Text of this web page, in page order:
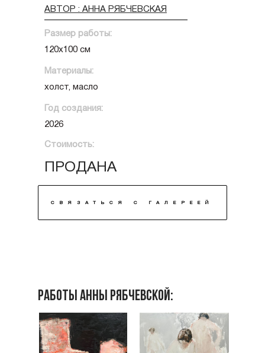
СВЯЗАТЬСЯ С ГАЛЕРЕЕЙ
Размер работы:
ПРОДАНА
Стоимость:
Материалы:
холст, масло
Год создания:
2026
120х100 см
АВТОР : АННА РЯБЧЕВСКАЯ
РАБОТЫ Анны рябчевской: